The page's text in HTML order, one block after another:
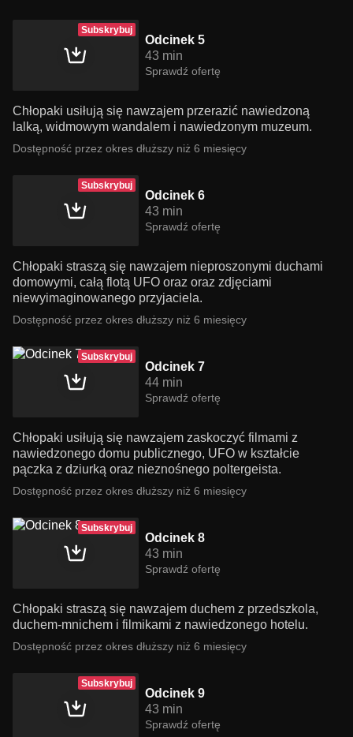
Subskrybuj
Odcinek 5
43 min
Sprawdź ofertę
Chłopaki usiłują się nawzajem przerazić nawiedzoną
lalką, widmowym wandalem i nawiedzonym muzeum.
Dostępność przez okres dłuższy niż 6 miesięcy
Subskrybuj
Odcinek 6
43 min
Sprawdź ofertę
Chłopaki straszą się nawzajem nieproszonymi duchami
domowymi, całą flotą UFO oraz oraz zdjęciami
niewyimaginowanego przyjaciela.
Dostępność przez okres dłuższy niż 6 miesięcy
Subskrybuj
Odcinek 7
44 min
Sprawdź ofertę
Chłopaki usiłują się nawzajem zaskoczyć filmami z
nawiedzonego domu publicznego, UFO w kształcie
pączka z dziurką oraz nieznośnego poltergeista.
Dostępność przez okres dłuższy niż 6 miesięcy
Subskrybuj
Odcinek 8
43 min
Sprawdź ofertę
Chłopaki straszą się nawzajem duchem z przedszkola,
duchem-mnichem i filmikami z nawiedzonego hotelu.
Dostępność przez okres dłuższy niż 6 miesięcy
Subskrybuj
Odcinek 9
43 min
Sprawdź ofertę